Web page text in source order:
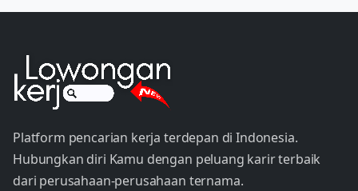
Platform pencarian kerja terdepan di Indonesia.
Hubungkan diri Kamu dengan peluang karir terbaik
dari perusahaan-perusahaan ternama.